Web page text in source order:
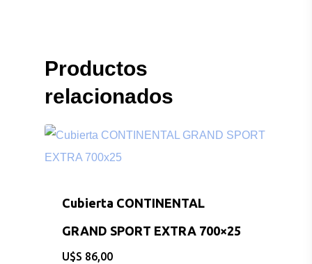
Productos
relacionados
Cubierta CONTINENTAL
GRAND SPORT EXTRA 700×25
$ 86,00